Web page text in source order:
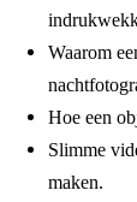
Waarom
Hoe een
Slimme
maken.